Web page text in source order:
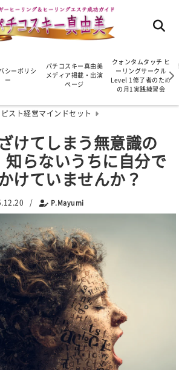
シーポリシ
ー
パチコスキー真由美
メディア掲載・出演
ページ
クォンタムタッチ ヒ
ーリングサークル
Level 1修了者のため
の月1実践練習会
スト経営マインドセット
けてしまう無意識の
知らないうちに自分で
けていませんか？
/ P.Mayumi